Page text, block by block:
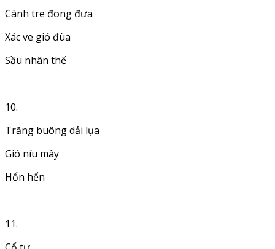
Cành tre đong đưa
Xác ve gió đùa
Sầu nhân thế
10.
Trăng buông dải lụa
Gió níu mây
Hổn hển
11.